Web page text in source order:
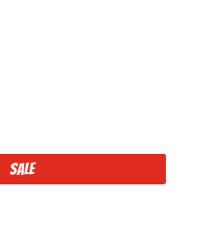
Sale